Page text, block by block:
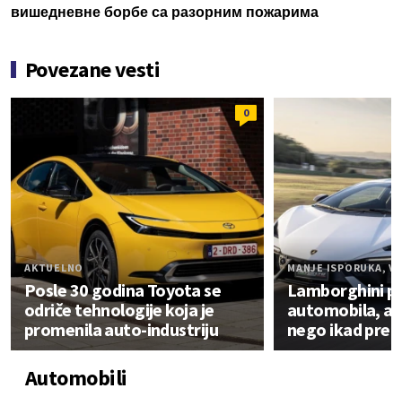
вишедневне борбе са разорним пожарима
Povezane vesti
0
AKTUELNO
Posle 30 godina Toyota se
odriče tehnologije koja je
promenila auto-industriju
MANJE ISPORUKA,
Lamborghini
automobila, a
nego ikad pre
Automobili